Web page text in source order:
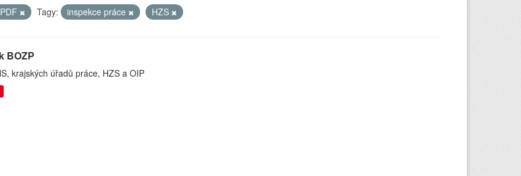
PDF Tagy: inspekce práce HZS
BOZP
krajských úřadů práce, HZS a OIP